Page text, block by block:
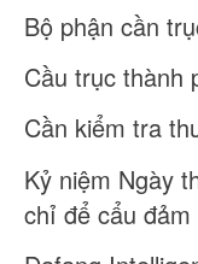
Bộ phận cần
Cầu trục thành
Cần kiểm tra
Kỷ niệm Ngày
chỉ để cẩu